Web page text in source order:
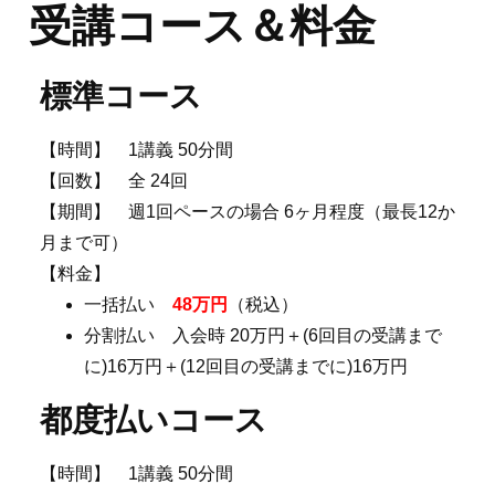
受講コース＆料金
標準コース
【時間】 1講義 50分間
【回数】 全 24回
【期間】 週1回ペースの場合 6ヶ月程度（最長12か
月まで可）
【料金】
一括払い
48万円
（税込）
分割払い 入会時 20万円＋(6回目の受講まで
に)16万円＋(12回目の受講までに)16万円
都度払いコース
【時間】 1講義 50分間